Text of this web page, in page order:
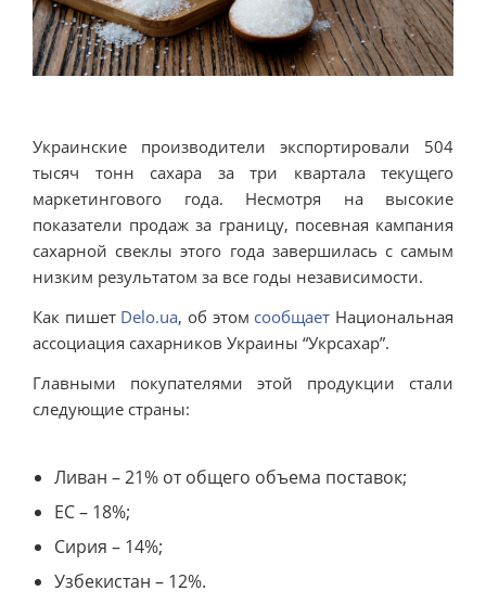
Украинские производители экспортировали 504
тысяч тонн сахара за три квартала текущего
маркетингового года. Несмотря на высокие
показатели продаж за границу, посевная кампания
сахарной свеклы этого года завершилась с самым
низким результатом за все годы независимости.
Как пишет Delo.ua, об этом сообщает Национальная
ассоциация сахарников Украины “Укрсахар”.
Главными покупателями этой продукции стали
следующие страны:
Ливан – 21% от общего объема поставок;
ЕС – 18%;
Сирия – 14%;
Узбекистан – 12%.